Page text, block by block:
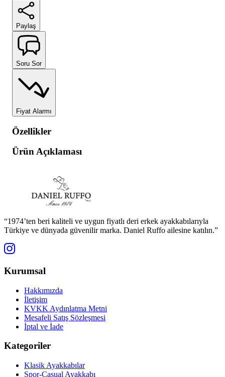
Paylaş
Soru Sor
Fiyat Alarmı
Özellikler
Ürün Açıklaması
“1974’ten beri kaliteli ve uygun fiyatlı deri erkek ayakkabılarıyla
Türkiye ve dünyada güvenilir marka. Daniel Ruffo ailesine katılın.”
Kurumsal
Hakkımızda
İletişim
KVKK Aydınlatma Metni
Mesafeli Satış Sözleşmesi
İptal ve İade
Kategoriler
Klasik Ayakkabılar
Spor-Casual Ayakkabı